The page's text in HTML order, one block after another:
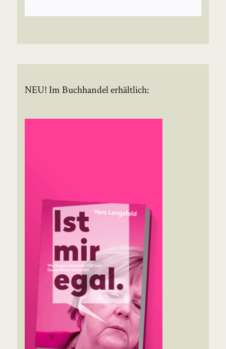
NEU! Im Buchhandel erhältlich: